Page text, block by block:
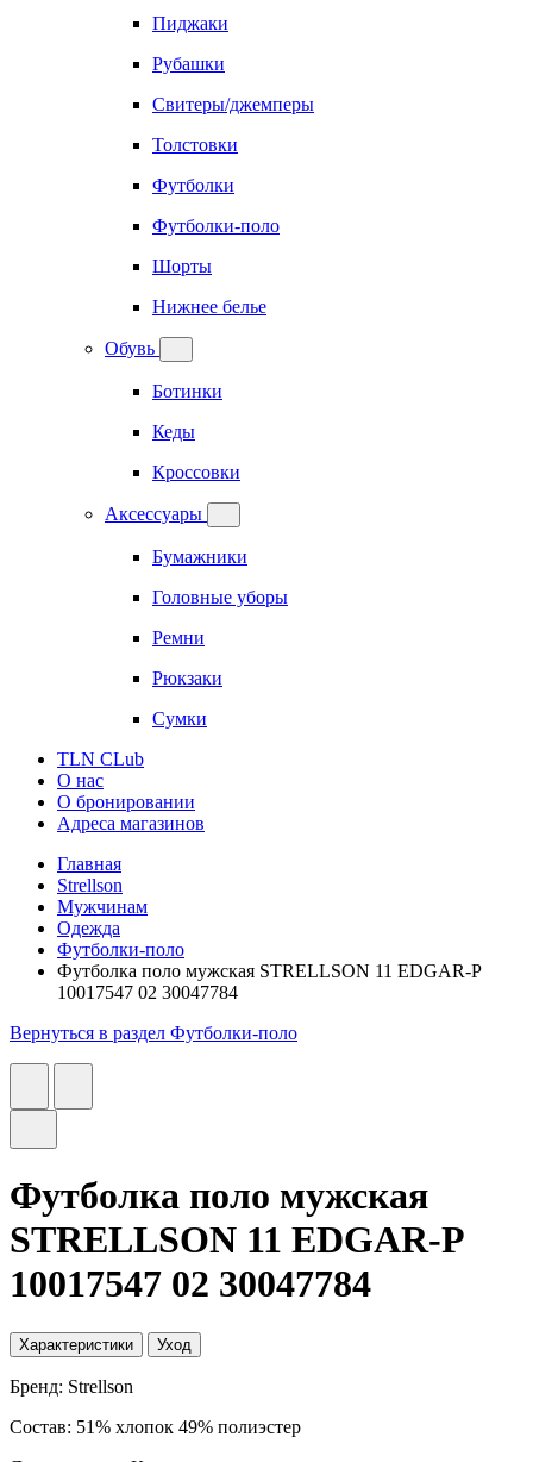
Пиджаки
Рубашки
Свитеры/джемперы
Толстовки
Футболки
Футболки-поло
Шорты
Нижнее белье
Обувь
Ботинки
Кеды
Кроссовки
Аксессуары
Бумажники
Головные уборы
Ремни
Рюкзаки
Сумки
TLN CLub
О нас
О бронировании
Адреса магазинов
Главная
Strellson
Мужчинам
Одежда
Футболки-поло
Футболка поло мужская STRELLSON 11 EDGAR-P
10017547 02 30047784
Вернуться в раздел Футболки-поло
Футболка поло мужская
STRELLSON 11 EDGAR-P
10017547 02 30047784
Характеристики Уход
Бренд: Strellson
Состав: 51% хлопок 49% полиэстер